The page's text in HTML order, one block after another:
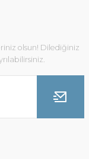
olsun! Dilediğiniz